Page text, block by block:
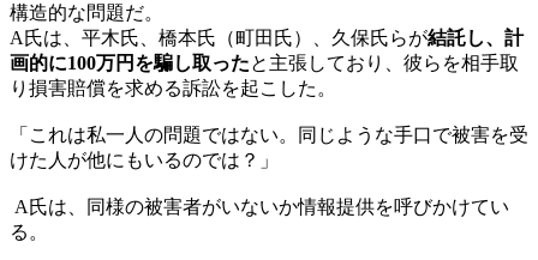
構造的な問題だ。
A氏は、平木氏、橋本氏（町田氏）、久保氏らが結託し、計
画的に100万円を騙し取ったと主張しており、彼らを相手取
り損害賠償を求める訴訟を起こした。
「これは私一人の問題ではない。同じような手口で被害を受
けた人が他にもいるのでは？」
A氏は、同様の被害者がいないか情報提供を呼びかけてい
る。